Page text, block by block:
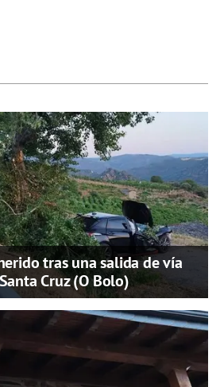
tras una salida de vía
Cruz (O Bolo)